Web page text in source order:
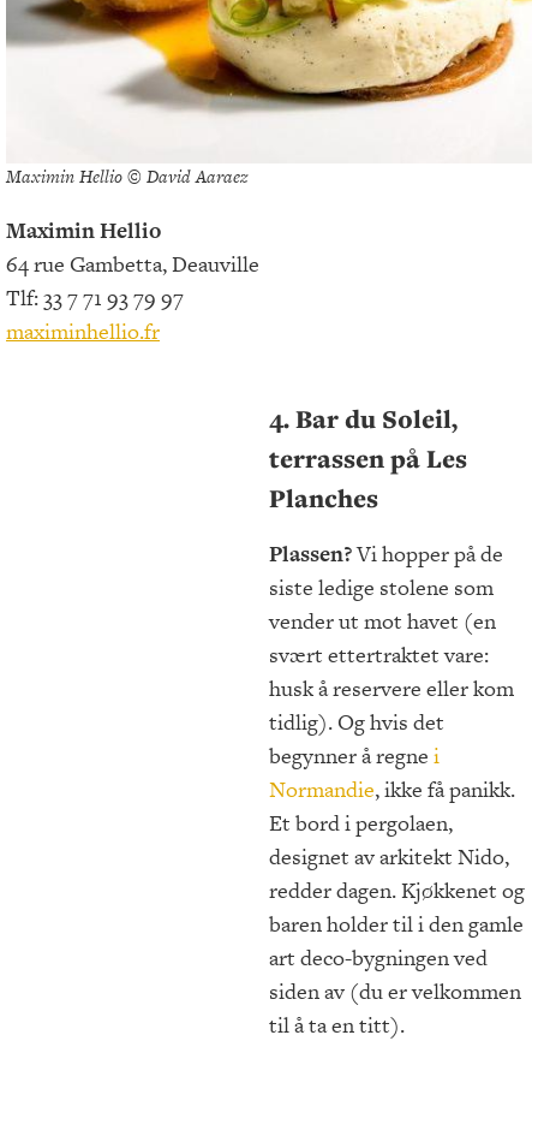
Maximin Hellio © David Aaraez
Maximin Hellio
64 rue Gambetta, Deauville
Tlf: 33 7 71 93 79 97
maximinhellio.fr
4. Bar du Soleil,
terrassen på Les
Planches
Plassen?Vi hopper på de
siste ledige stolene som
vender ut mot havet (en
svært ettertraktet vare:
husk å reservere eller kom
tidlig). Og hvis det
begynner å regne i
Normandie, ikke få panikk.
Et bord i pergolaen,
designet av arkitekt Nido,
redder dagen. Kjøkkenet og
baren holder til i den gamle
art deco-bygningen ved
siden av (du er velkommen
til å ta en titt).